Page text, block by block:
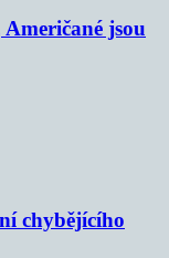
jsou
chybějícího